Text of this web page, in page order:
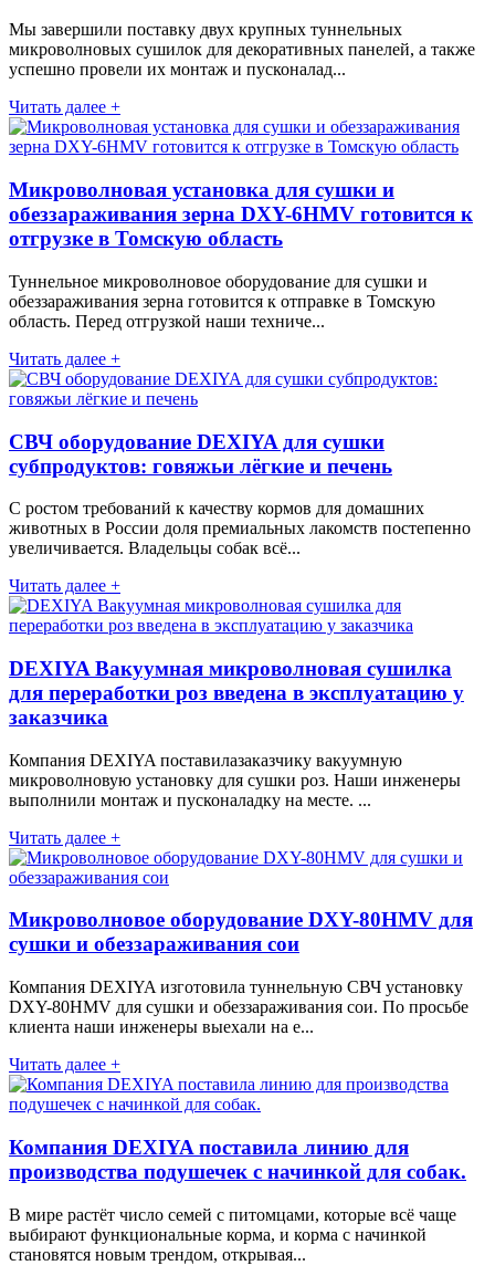
Мы завершили поставку двух крупных туннельных
микроволновых сушилок для декоративных панелей, а также
успешно провели их монтаж и пусконалад...
Читать далее +
Микроволновая установка для сушки и
обеззараживания зерна DXY-6HMV готовится к
отгрузке в Томскую область
Туннельное микроволновое оборудование для сушки и
обеззараживания зерна готовится к отправке в Томскую
область. Перед отгрузкой наши техниче...
Читать далее +
СВЧ оборудование DEXIYA для сушки
субпродуктов: говяжьи лёгкие и печень
С ростом требований к качеству кормов для домашних
животных в России доля премиальных лакомств постепенно
увеличивается. Владельцы собак всё...
Читать далее +
DEXIYA Вакуумная микроволновая сушилка
для переработки роз введена в эксплуатацию у
заказчика
Компания DEXIYA поставилазаказчику вакуумную
микроволновую установку для сушки роз. Наши инженеры
выполнили монтаж и пусконаладку на месте. ...
Читать далее +
Микроволновое оборудование DXY-80HMV для
сушки и обеззараживания сои
Компания DEXIYA изготовила туннельную СВЧ установку
DXY-80HMV для сушки и обеззараживания сои. По просьбе
клиента наши инженеры выехали на е...
Читать далее +
Компания DEXIYA поставила линию для
производства подушечек с начинкой для собак.
В мире растёт число семей с питомцами, которые всё чаще
выбирают функциональные корма, и корма с начинкой
становятся новым трендом, открывая...